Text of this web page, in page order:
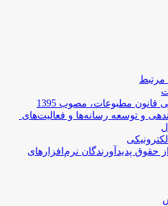
مرتبط
قانون مطبوعات، مصوب 1395
و توسعه رسانه­‌ها و فعالیت‌­های
حقوق پدیدآورندگان نرم‌افزارهای